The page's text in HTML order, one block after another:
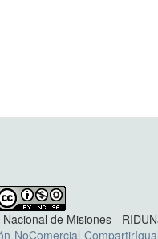
de Misiones -
NoComercial-